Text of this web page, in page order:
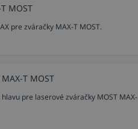
MOST
pre zváračky MAX-T MOST.
T MOST
pre laserové zváračky MOST MAX-